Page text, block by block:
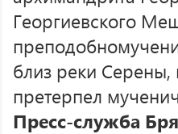
Георгиевского
близ реки
претерпел
Пресс-служба